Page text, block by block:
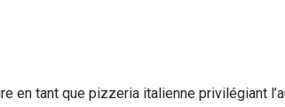
en tant que pizzeria italienne privilégiant